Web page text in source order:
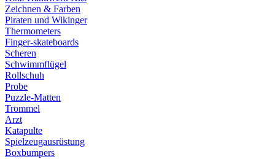
Zeichnen & Farben
Piraten und Wikinger
Thermometers
Finger-skateboards
Scheren
Schwimmflügel
Rollschuh
Probe
Puzzle-Matten
Trommel
Arzt
Katapulte
Spielzeugausrüstung
Boxbumpers